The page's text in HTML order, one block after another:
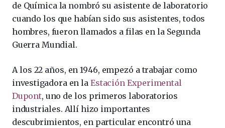
de Química la nombró su asistente de laboratorio
cuando los que habían sido sus asistentes, todos
hombres, fueron llamados a filas en la Segunda
Guerra Mundial.
A los 22 años, en 1946, empezó a trabajar como
investigadora en laEstación Experimental
Dupont, uno de los primeros laboratorios
industriales. Allí hizo importantes
descubrimientos, en particular encontró una